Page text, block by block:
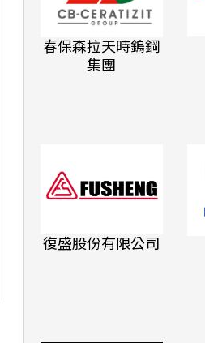
春保森拉天時鎢鋼
集團
復盛股份有限公司